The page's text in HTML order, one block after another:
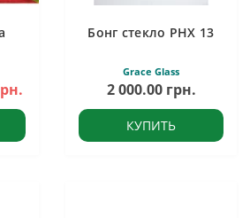
Бонг стекло PHX 13
Grace Glass
2 000.00 грн.
КУПИТЬ